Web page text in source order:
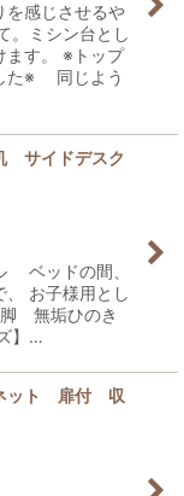
を感じさせるや
。ミシン台とし
ます。 ※トップ
た※ 同じよう
サイドデスク
ベッドの間、
、 お子様用とし
脚 無垢ひのき
】…
ット 扉付 収